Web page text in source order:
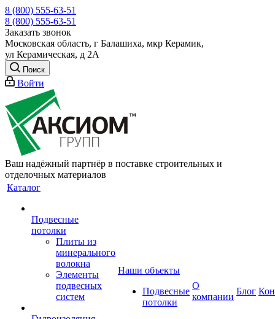
8 (800) 555-63-51
8 (800) 555-63-51
Заказать звонок
Московская область, г Балашиха, мкр Керамик,
ул Керамическая, д 2А
Поиск
Войти
Ваш надёжный партнёр в поставке строительных и
отделочных материалов
Каталог
Подвесные
потолки
Плиты из
минерального
волокна
Элементы
подвесных
систем
Наши объекты
Подвесные
потолки
О
компании
Блог